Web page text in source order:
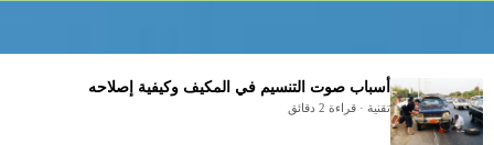
أسباب صوت التنسيم في المكيف وكيفية إصلاحه
تقنية · قراءة 2 دقائق